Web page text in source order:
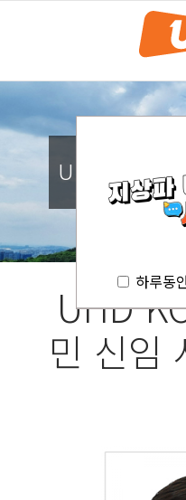
하루동
UHD KOREA
UHD
민 신임